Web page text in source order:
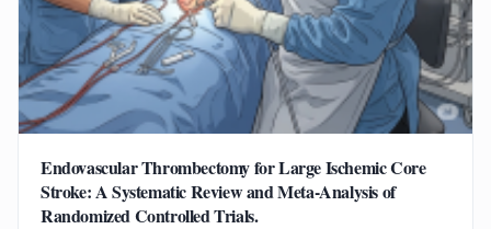
Endovascular Thrombectomy for Large Ischemic Core
Stroke: A Systematic Review and Meta-Analysis of
Randomized Controlled Trials.